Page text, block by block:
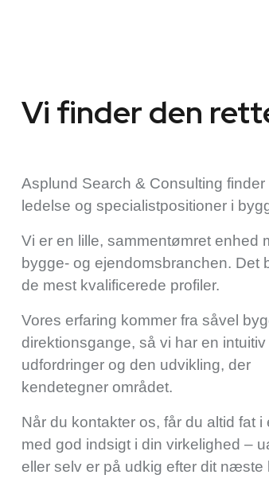
Vi finder den
Asplund Search & Consulting
ledelse og specialistpositioner i
Vi er en lille, sammentømret enhed
bygge- og ejendomsbranchen. Det
de mest kvalificerede profiler.
Vores erfaring kommer fra såvel
direktionsgange, så vi har en
udfordringer og den udvikling, der
kendetegner området.
Når du kontakter os, får du altid fat i
med god indsigt i din virkelighed –
eller selv er på udkig efter dit næste